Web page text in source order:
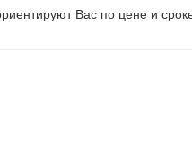
Вас по цене и